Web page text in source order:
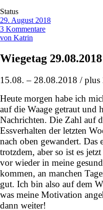
Status
29. August 2018
3 Kommentare
von Katrin
Wiegetag 29.08.2018
15.08. – 28.08.2018 / plus
Heute morgen habe ich
auf die Waage getraut und
Nachrichten. Die Zahl auf
Essverhalten der letzten
nach oben gewandert. Das
trotzdem, aber so ist es
vor wieder in meine
kommen, an manchen
gut. Ich bin also auf dem
was meine Motivation
dann weiter!